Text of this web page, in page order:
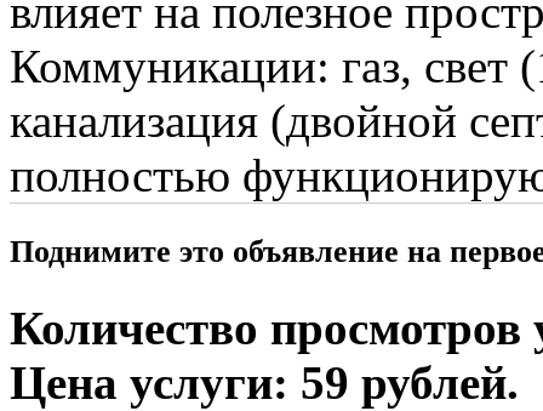
влияет на полезное
Коммуникации: газ, свет
канализация (двойной
полностью
Поднимите это объявление на
Количество просмотров
Цена услуги: 59 рублей.